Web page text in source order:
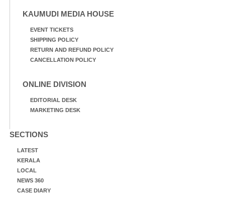
KAUMUDI MEDIA HOUSE
EVENT TICKETS
SHIPPING POLICY
RETURN AND REFUND POLICY
CANCELLATION POLICY
ONLINE DIVISION
EDITORIAL DESK
MARKETING DESK
SECTIONS
LATEST
KERALA
LOCAL
NEWS 360
CASE DIARY